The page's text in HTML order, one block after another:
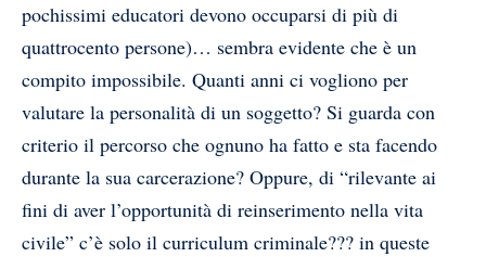
pochissimi educatori devono occuparsi di più di
quattrocento persone)… sembra evidente che è un
compito impossibile. Quanti anni ci vogliono per
valutare la personalità di un soggetto? Si guarda con
criterio il percorso che ognuno ha fatto e sta facendo
durante la sua carcerazione? Oppure, di “rilevante ai
fini di aver l’opportunità di reinserimento nella vita
civile” c’è solo il curriculum criminale??? in queste